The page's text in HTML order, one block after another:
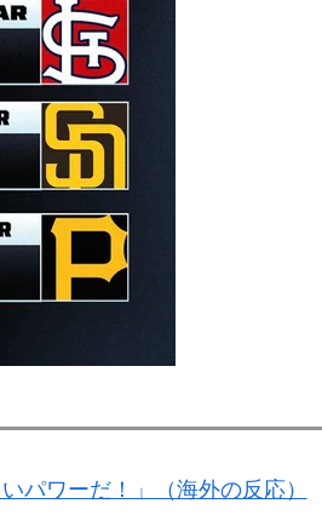
細に報道！」→「国際的スキャ
→「これはすごいわ」「こうい
まさに経験値である」
のはなんで？ → 「100mとマラ
味!?2030大会で出場枠「64」な
まさに経験値である」
パワーだ！」（海外の反応）